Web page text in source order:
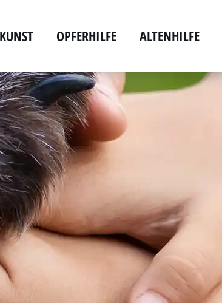
KUNST OPFERHILFE ALTENHILFE